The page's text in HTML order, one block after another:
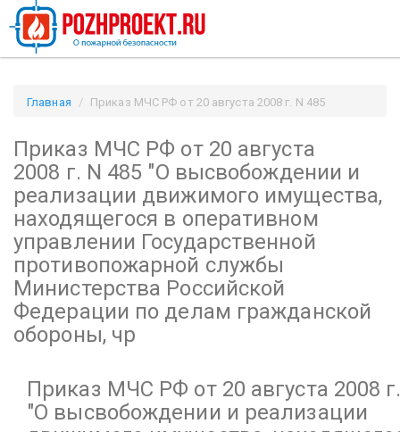
Главная
Приказ МЧС РФ от 20 августа 2008 г. N 485
находящегося в оперативном управлении Государственной
противопожарной службы Министерства Российской
Федерации по делам гражданской обороны, чр /
Pozhproekt.ru
Приказ МЧС РФ от 20 августа
2008 г. N 485 "О высвобождении и
реализации движимого имущества,
находящегося в оперативном
управлении Государственной
противопожарной службы
Министерства Российской
Федерации по делам гражданской
обороны, чр
Приказ МЧС РФ от 20 августа 2008
"О высвобождении и реализации